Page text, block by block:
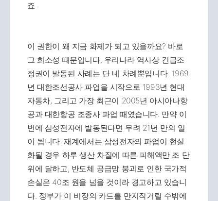
죠.
이 권한이 왜 지금 화제가 되고 있을까요? 바로
그 희소성 때문입니다. 우리나라 역사상 긴급조
정권이 발동된 사례는 단 네 차례뿐입니다. 1969
년 대한조선공사 파업을 시작으로 1993년 현대
자동차, 그리고 가장 최근이 2005년 아시아나항
공과 대한항공 조종사 파업 때였습니다. 만약 이
번에 삼성전자에 발동된다면 무려 21년 만의 일
이 됩니다. 재계에서는 삼성전자의 파업이 현실
화될 경우 하루 생산 차질에 따른 피해액만 조 단
위에 달하고, 반도체 공급망 붕괴로 인한 국가적
손실은 40조 원을 넘을 것이라 경고하고 있습니
다. 정부가 이 비장의 카드를 만지작거릴 수밖에